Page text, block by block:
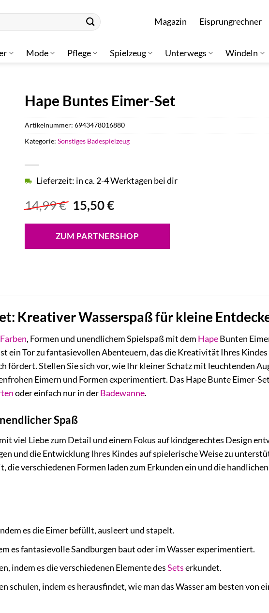
Magazin Eisprungrechner
Mode Pflege Spielzeug Unterwegs Windeln
Hape Buntes Eimer-Set
14,99€ Ursprünglicher
Preis
war:
14,99 €
15,50€Aktueller
ist:
15,50 €.
Lieferzeit: in ca. 2-4 Werktagen bei dir
ZUM PARTNERSHOP
Artikelnummer:6943478016880
Kategorie:Sonstiges Badespielzeug
Kreativer Wasserspaß für kleine
Farben, Formen und unendlichem Spielspaß mit dem HapeBunten
ein Tor zu fantasievollen Abenteuern, das die Kreativität Ihres
fördert. Stellen Sie sich vor, wie Ihr kleiner Schatz mit leuchtenden
Eimern und Formen experimentiert. Das Hape Bunte Eimer-
oder einfach nur in derBadewanne.
Spaß
viel Liebe zum Detail und einem Fokus auf kindgerechtes Design
und die Entwicklung Ihres Kindes auf spielerische Weise zu
die verschiedenen Formen laden zum Erkunden ein und die
es die Eimer befüllt, ausleert und stapelt.
es fantasievolle Sandburgen baut oder im Wasser experimentiert.
indem es die verschiedenen Elemente desSetserkundet.
schulen, indem es herausfindet, wie man das Wasser am besten von